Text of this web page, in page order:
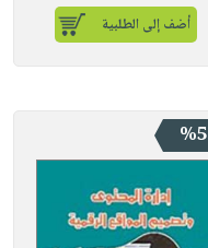
أضف إلى الطلبية
%5